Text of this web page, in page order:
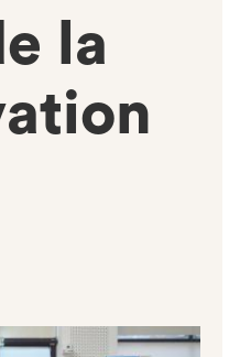
la